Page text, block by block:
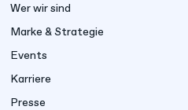
Wer wir sind
Marke & Strategie
Events
Karriere
Presse